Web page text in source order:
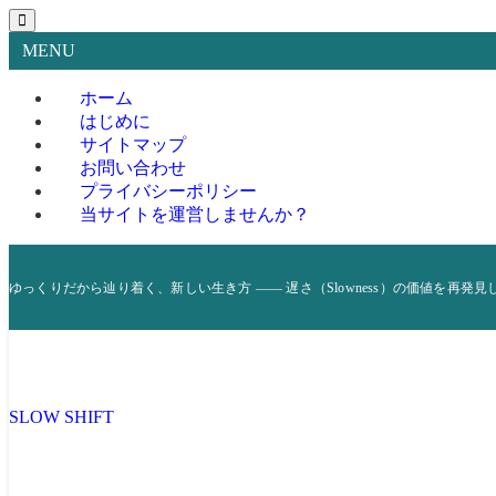
MENU
ホーム
はじめに
サイトマップ
お問い合わせ
プライバシーポリシー
当サイトを運営しませんか？
ゆっくりだから辿り着く、新しい生き方 —— 遅さ（Slowness）の価値を再発見
SLOW SHIFT